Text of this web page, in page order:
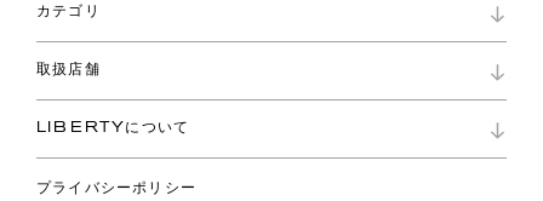
ショッピングバッグ
お問い合わせ
よくあるご質問
ご利用ガイド
カテゴリ
コレクション
ファブリックス
バッグ
取扱店舗
リバティ・ファブリックス
LIBERTYについて
プライバシーポリシー